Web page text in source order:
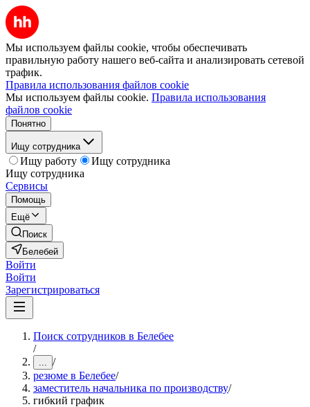
Мы используем файлы cookie, чтобы обеспечивать
правильную работу нашего веб-сайта и анализировать сетевой
трафик.
Правила использования файлов cookie
Мы используем файлы cookie. Правила использования
файлов cookie
Понятно
Ищу сотрудника
Ищу работу
Ищу сотрудника
Ищу сотрудника
Сервисы
Помощь
Ещё
Поиск
Белебей
Войти
Войти
Зарегистрироваться
Поиск сотрудников в Белебее
/
... /
резюме в Белебее/
заместитель начальника по производству/
гибкий график